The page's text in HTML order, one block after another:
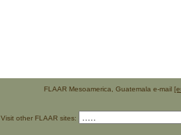
FLAAR Mesoamerica, Guatemala e-mail
Visit other FLAAR sites: